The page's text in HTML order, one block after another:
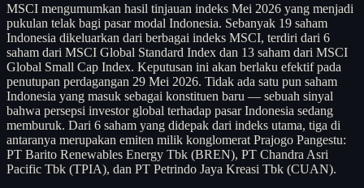
MSCI mengumumkan hasil tinjauan indeks Mei 2026 yang menjadi
pukulan telak bagi pasar modal Indonesia. Sebanyak 19 saham
Indonesia dikeluarkan dari berbagai indeks MSCI, terdiri dari 6
saham dari MSCI Global Standard Index dan 13 saham dari MSCI
Global Small Cap Index. Keputusan ini akan berlaku efektif pada
penutupan perdagangan 29 Mei 2026. Tidak ada satu pun saham
Indonesia yang masuk sebagai konstituen baru — sebuah sinyal
bahwa persepsi investor global terhadap pasar Indonesia sedang
memburuk. Dari 6 saham yang didepak dari indeks utama, tiga di
antaranya merupakan emiten milik konglomerat Prajogo Pangestu:
PT Barito Renewables Energy Tbk (BREN), PT Chandra Asri
Pacific Tbk (TPIA), dan PT Petrindo Jaya Kreasi Tbk (CUAN).